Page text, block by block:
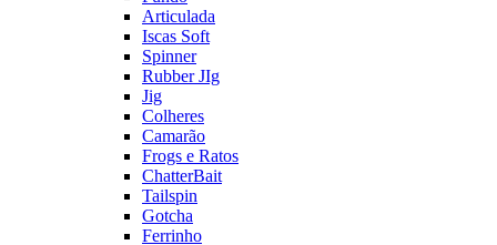
Articulada
Iscas Soft
Spinner
Rubber JIg
Jig
Colheres
Camarão
Frogs e Ratos
ChatterBait
Tailspin
Gotcha
Ferrinho